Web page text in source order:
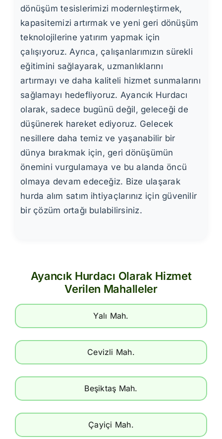
dönüşüm tesislerimizi modernleştirmek,
kapasitemizi artırmak ve yeni geri dönüşüm
teknolojilerine yatırım yapmak için
çalışıyoruz. Ayrıca, çalışanlarımızın sürekli
eğitimini sağlayarak, uzmanlıklarını
artırmayı ve daha kaliteli hizmet sunmalarını
sağlamayı hedefliyoruz. Ayancık Hurdacı
olarak, sadece bugünü değil, geleceği de
düşünerek hareket ediyoruz. Gelecek
nesillere daha temiz ve yaşanabilir bir
dünya bırakmak için, geri dönüşümün
önemini vurgulamaya ve bu alanda öncü
olmaya devam edeceğiz. Bize ulaşarak
hurda alım satım ihtiyaçlarınız için güvenilir
bir çözüm ortağı bulabilirsiniz.
Ayancık Hurdacı Olarak Hizmet
Verilen Mahalleler
Yalı Mah.
Cevizli Mah.
Beşiktaş Mah.
Çayiçi Mah.